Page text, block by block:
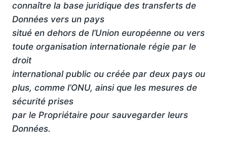
connaître la base juridique des transferts de
Données vers un pays
situé en dehors de l’Union européenne ou vers
toute organisation internationale régie par le
droit
international public ou créée par deux pays ou
plus, comme l’ONU, ainsi que les mesures de
sécurité prises
par le Propriétaire pour sauvegarder leurs
Données.